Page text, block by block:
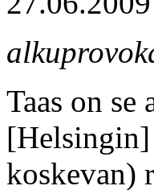
Taas on
[Helsingin]
koskevan)